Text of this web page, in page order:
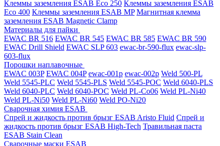
Клеммы заземления ESAB Eco 250 Клеммы заземления ESAB
Eco 400 Клеммы заземления ESAB MP Магнитная клемма
заземления ESAB Magnetic Clamp
Материалы для пайки
EWAC BR 516 EWAC BR 545 EWAC BR 585 EWAC BR 590
EWAC Drill Shield EWAC SLP 603 ewac-br-590-flux ewac-slp-
603-flux
Порошки наплавочные
EWAC 003P EWAC 004P ewac-001p ewac-002p Weld 500-PL
Weld 5545-PLC Weld 5545-PLS Weld 5545-POC Weld 6040-PLS
Weld 6040-PLС Weld 6040-POC Weld PL-Co06 Weld PL-Ni40
Weld PL-Ni50 Weld PL-Ni60 Weld PO-Ni20
Сварочная химия ESAB
Спрей и жидкость против брызг ESAB Aristo Fluid Спрей и
жидкость против брызг ESAB High-Tech Травильная паста
ESAB Stain Clean
Сварочные маски ESAB